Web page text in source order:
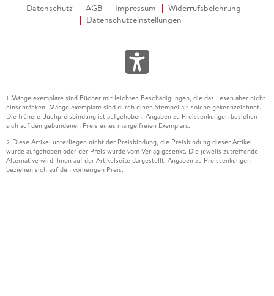
Datenschutz AGB Impressum
Widerrufsbelehrung
Datenschutzeinstellungen
1 Mängelexemplare sind Bücher mit leichten Beschädigungen, die das Lesen aber nicht
einschränken. Mängelexemplare sind durch einen Stempel als solche gekennzeichnet.
Die frühere Buchpreisbindung ist aufgehoben. Angaben zu Preissenkungen beziehen
sich auf den gebundenen Preis eines mangelfreien Exemplars.
2 Diese Artikel unterliegen nicht der Preisbindung, die Preisbindung dieser Artikel
wurde aufgehoben oder der Preis wurde vom Verlag gesenkt. Die jeweils zutreffende
Alternative wird Ihnen auf der Artikelseite dargestellt. Angaben zu Preissenkungen
beziehen sich auf den vorherigen Preis.